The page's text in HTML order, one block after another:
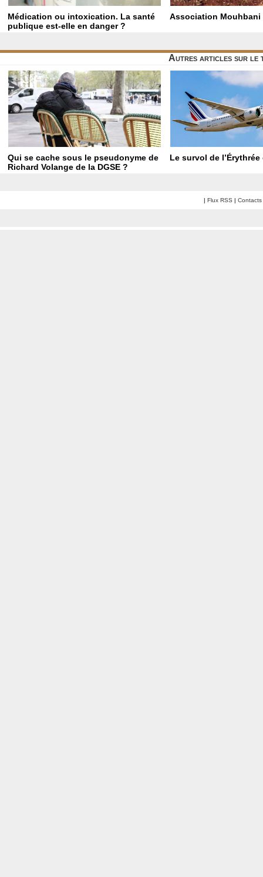
Médication ou intoxication. La santé
publique est-elle en danger ?
Association Mouhbani
Autres articles sur le
Qui se cache sous le pseudonyme de
Richard Volange de la DGSE ?
Le survol de
| Flux RSS | Contacts